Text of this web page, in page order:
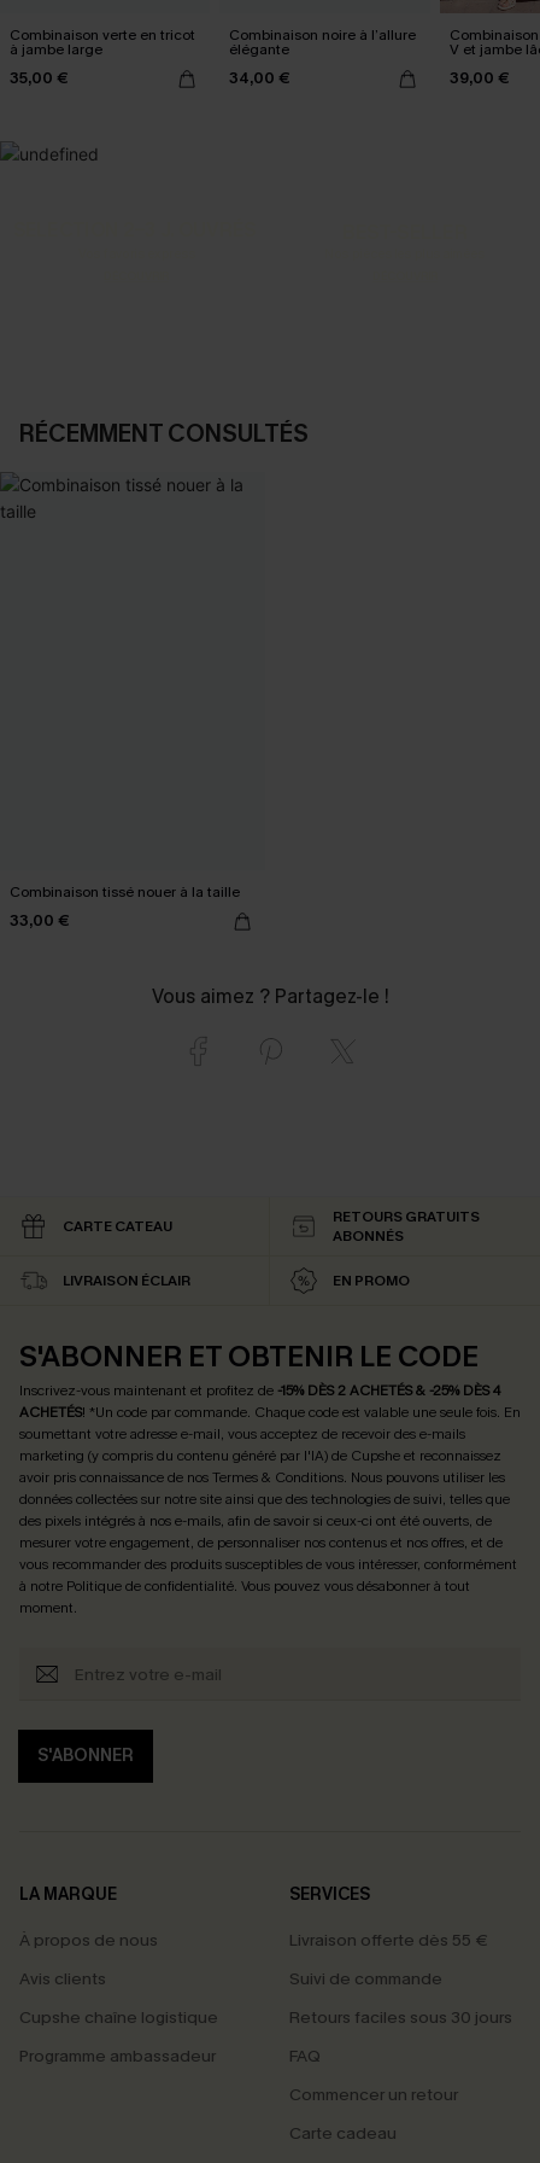
Combinaison verte en tricot
à jambe large
35,00 €
Combinaison noire à l’allure
élégante
34,00 €
V et jambe
39,00 €
RÉCEMMENT CONSULTÉS
Combinaison tissé nouer à la taille
33,00 €
Vous aimez ? Partagez-le !
CARTE CATEAU
RETOURS GRATUITS
ABONNÉS
LIVRAISON ÉCLAIR EN PROMO
S'ABONNER ET OBTENIR LE CODE
Inscrivez-vous maintenant et profitez de -15% DÈS 2 ACHETÉS & -25% DÈS 4
ACHETÉS! *Un code par commande. Chaque code est valable une seule fois. En
soumettant votre adresse e-mail, vous acceptez de recevoir des e-mails
marketing (y compris du contenu généré par l'IA) de Cupshe et reconnaissez
avoir pris connaissance de nosTermes & Conditions. Nous pouvons utiliser les
données collectées sur notre site ainsi que des technologies de suivi, telles que
des pixels intégrés à nos e-mails, afin de savoir si ceux-ci ont été ouverts, de
mesurer votre engagement, de personnaliser nos contenus et nos offres, et de
vous recommander des produits susceptibles de vous intéresser, conformément
à notre Politique de confidentialité. Vous pouvez vous désabonner à tout
moment.
S'ABONNER
LA MARQUE
À propos de nous
Avis clients
Cupshe chaîne logistique
Programme ambassadeur
SERVICES
Livraison offerte dès 55 €
Suivi de commande
Retours faciles sous 30 jours
FAQ
Commencer un retour
Carte cadeau